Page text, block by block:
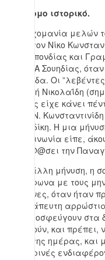
Σύντομο ιστορικό.
Η αρχομανία μελών
τους τον Νίκο
Ομοσπονδίας και
ΣΥΡΙΖΑ Σουηδίας,
Ελλάδα. Οι
Μωυσή Νικολαΐδη
οποίος είχε κάνει
στον Ν.
καταδίκη. Η μια
επικοινωνία είπε,
γαμ@@σει την
Μια άλλη μήνυση, η
(σύμφωνα με τους
κορώνες, όταν ήταν
Αθεράπευτη
να προσφεύγουν στα
μπορούν, και
φως της ημέρας, και
ειλικρινές